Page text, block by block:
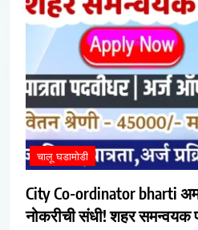
चालू घडामोडी
City Co-ordinator bharti
नोकरीची संधी! शहर समन्वयक